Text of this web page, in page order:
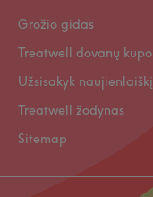
Grožio gidas
Treatwell dovanų
Užsisakyk naujienlaiškį
Treatwell žodynas
Sitemap